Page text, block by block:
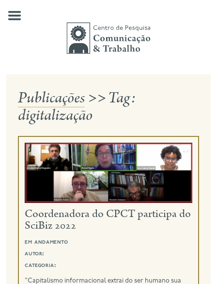
quem somos
nossas pesquisas
notícias
eventos
contato
busca
Publicações >>Tag:
digitalização
Coordenadora do CPCT participa do
SciBiz 2022
em andamento
autor:
categoria:
"Capitalismo informacional extrai do ser humano sua